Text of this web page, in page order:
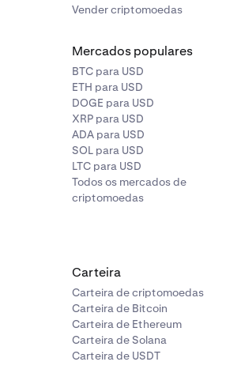
Vender criptomoedas
Mercados populares
BTC para USD
ETH para USD
DOGE para USD
XRP para USD
ADA para USD
SOL para USD
LTC para USD
Todos os mercados de
criptomoedas
Carteira
Carteira de criptomoedas
Carteira de Bitcoin
Carteira de Ethereum
Carteira de Solana
Carteira de USDT